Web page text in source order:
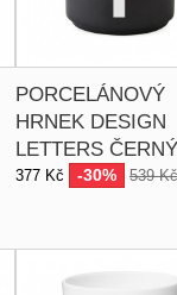
PORCELÁNOVÝ
HRNEK DESIGN
LETTERS
377 Kč -30% 539 Kč